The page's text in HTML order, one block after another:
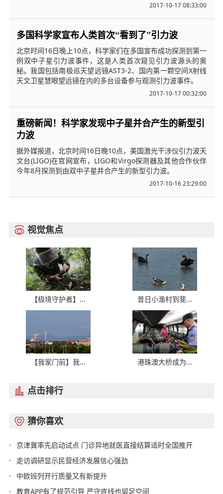
2017-10-17 08:33:00
多国科学家宣布人类首次“看到了”引力波
北京时间16日晚上10点，科学家们在多国宣布成功探测到第一
例双中子星引力波事件，这是人类首次窥见引力波源头的奥
秘。我国包括南极巡天望远镜AST3-2、国内第一颗空间X射线
天文卫星慧眼望远镜在内的多台设备参与观测引力波事件。
2017-10-17 00:32:00
重磅新闻！科学家发现中子星并合产生的新型引
力波
据外媒报道，北京时间16日晚10点，美国激光干涉仪引力波天
文台(LIGO)在官网宣布，LIGO和Virgo探测器及其他合作伙伴
今年8月探测到由双中子星并合产生的新型引力波。
2017-10-16 23:29:00
 视觉焦点
【极境守护者】... 昔日小渔村到斐...
【我家门前】我... 港珠澳大桥成为...
 点击排行
 猜你喜欢
京津冀率先启动试点 门诊异地就医直接结算适时全国推开
走访调研显示民营经济发展信心强劲
中欧班列开行质量又有新提升
教育APP有了规范引导 严守底线也留足空间